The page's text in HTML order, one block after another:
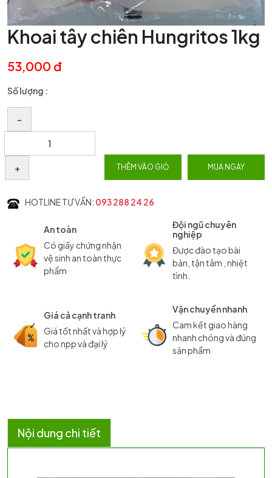
Khoai tây chiên Hungritos 1kg
53,000 đ
Số lượng :
–
+ THÊM VÀO GIỎ MUA NGAY
HOTLINE TƯ VẤN: 093 288 24 26
An toàn
Có giấy chứng nhận
vệ sinh an toàn thực
phẩm
Đội ngũ chuyên
nghiệp
Được đào tạo bài
bản, tận tâm , nhiệt
tình.
Giá cả cạnh tranh
Giá tốt nhất và hợp lý
cho npp và đại lý
Vận chuyển nhanh
Cam kết giao hàng
nhanh chóng và đúng
sản phẩm
Nội dung chi tiết